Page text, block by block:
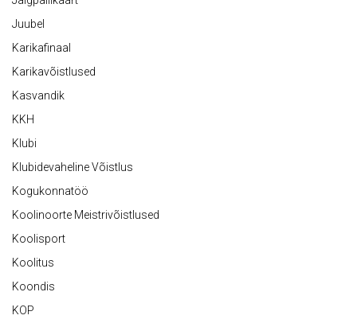
Juubel
Karikafinaal
Karikavõistlused
Kasvandik
KKH
Klubi
Klubidevaheline Võistlus
Kogukonnatöö
Koolinoorte Meistrivõistlused
Koolisport
Koolitus
Koondis
KOP